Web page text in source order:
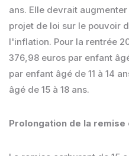
ans. Elle devrait
projet de loi sur le pouvoir
l'inflation. Pour la rentrée
376,98 euros par enfant
par enfant âgé de 11 à 14
âgé de 15 à 18 ans.
Prolongation de la remise